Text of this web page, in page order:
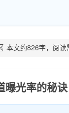
本文约826字，阅读
曝光率的秘诀